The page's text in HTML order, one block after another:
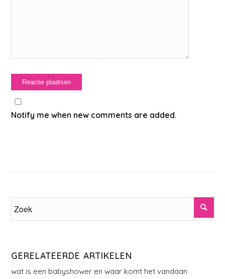
Notify me when new comments are added.
GERELATEERDE ARTIKELEN
wat is een babyshower en waar komt het vandaan